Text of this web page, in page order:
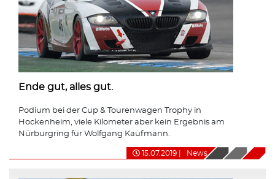
Ende gut, alles gut.
Podium bei der Cup & Tourenwagen Trophy in
Hockenheim, viele Kilometer aber kein Ergebnis am
Nürburgring für Wolfgang Kaufmann.
15.07.2019 News